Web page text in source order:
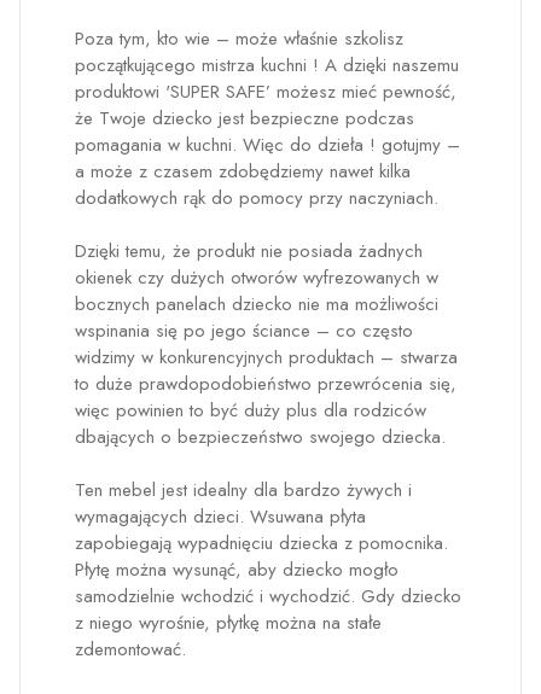
Poza tym, kto wie – może właśnie szkolisz
początkującego mistrza kuchni ! A dzięki naszemu
produktowi 'SUPER SAFE’ możesz mieć pewność,
że Twoje dziecko jest bezpieczne podczas
pomagania w kuchni. Więc do dzieła ! gotujmy –
a może z czasem zdobędziemy nawet kilka
dodatkowych rąk do pomocy przy naczyniach.
Dzięki temu, że produkt nie posiada żadnych
okienek czy dużych otworów wyfrezowanych w
bocznych panelach dziecko nie ma możliwości
wspinania się po jego ściance – co często
widzimy w konkurencyjnych produktach – stwarza
to duże prawdopodobieństwo przewrócenia się,
więc powinien to być duży plus dla rodziców
dbających o bezpieczeństwo swojego dziecka.
Ten mebel jest idealny dla bardzo żywych i
wymagających dzieci. Wsuwana płyta
zapobiegają wypadnięciu dziecka z pomocnika.
Płytę można wysunąć, aby dziecko mogło
samodzielnie wchodzić i wychodzić. Gdy dziecko
z niego wyrośnie, płytkę można na stałe
zdemontować.